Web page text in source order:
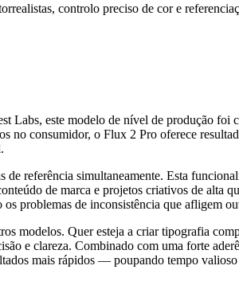
controlo preciso de cor e
este modelo de nível de produção foi
consumidor, o Flux 2 Pro oferece
referência simultaneamente. Esta
de marca e projetos criativos de alta
problemas de inconsistência que afligem
modelos. Quer esteja a criar tipografia
e clareza. Combinado com uma forte
mais rápidos — poupando tempo